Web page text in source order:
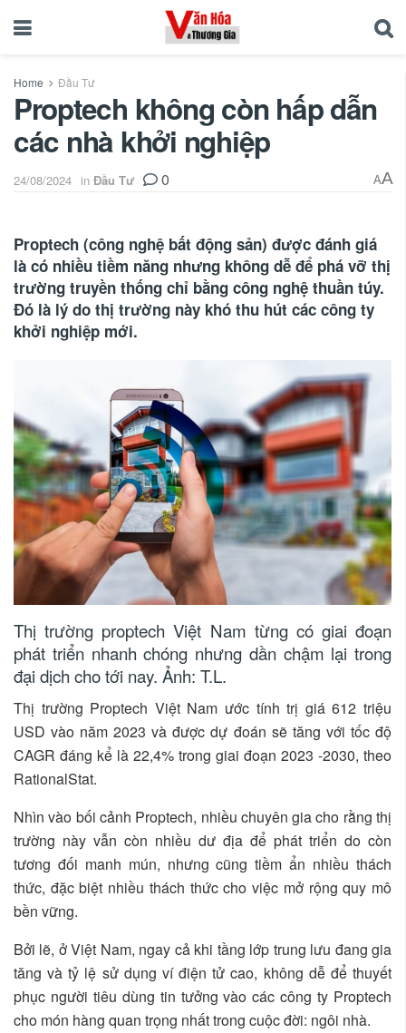
Home Đầu Tư
Proptech không còn hấp dẫn
các nhà khởi nghiệp
24/08/2024 in Đầu Tư 0 AA
Proptech (công nghệ bất động sản) được đánh giá
là có nhiều tiềm năng nhưng không dễ để phá vỡ thị
trường truyền thống chỉ bằng công nghệ thuần túy.
Đó là lý do thị trường này khó thu hút các công ty
khởi nghiệp mới.
Thị trường proptech Việt Nam từng có giai đoạn
phát triển nhanh chóng nhưng dần chậm lại trong
đại dịch cho tới nay. Ảnh: T.L.
Thị trường Proptech Việt Nam ước tính trị giá 612 triệu
USD vào năm 2023 và được dự đoán sẽ tăng với tốc độ
CAGR đáng kể là 22,4% trong giai đoạn 2023 -2030, theo
RationalStat.
Nhìn vào bối cảnh Proptech, nhiều chuyên gia cho rằng thị
trường này vẫn còn nhiều dư địa để phát triển do còn
tương đối manh mún, nhưng cũng tiềm ẩn nhiều thách
thức, đặc biệt nhiều thách thức cho việc mở rộng quy mô
bền vững.
Bởi lẽ, ở Việt Nam, ngay cả khi tầng lớp trung lưu đang gia
tăng và tỷ lệ sử dụng ví điện tử cao, không dễ để thuyết
phục người tiêu dùng tin tưởng vào các công ty Proptech
cho món hàng quan trọng nhất trong cuộc đời: ngôi nhà.